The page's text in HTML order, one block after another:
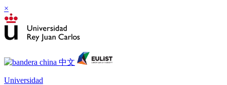
×
Universidad